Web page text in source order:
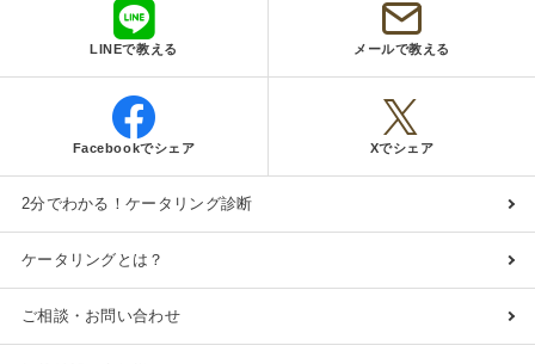
LINEで教える メールで教える
Facebookでシェア Xでシェア
2分でわかる！ケータリング診断
ケータリングとは？
ご相談・お問い合わせ